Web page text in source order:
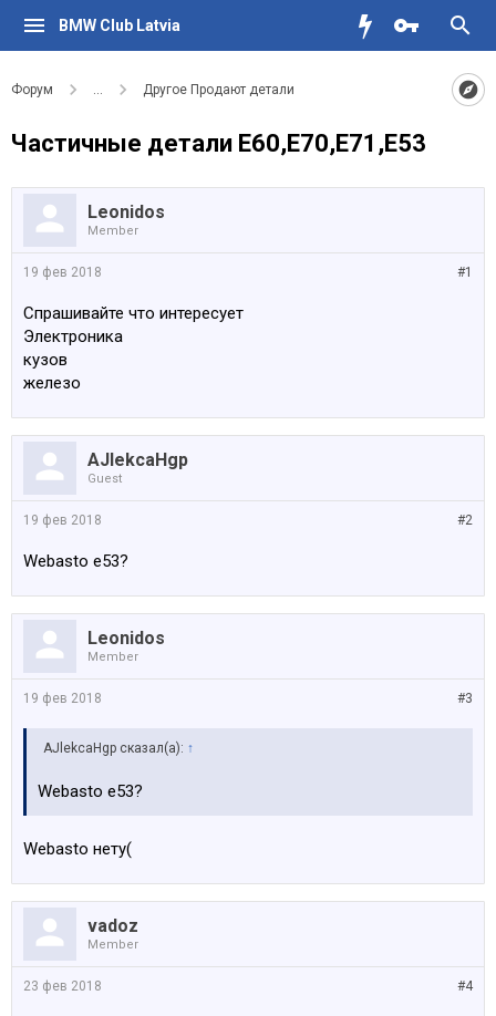
BMW Club Latvia
Форум ... Другое Продают детали
Частичные детали E60,E70,E71,E53
Leonidos
Member
#1
19 фев 2018
Спрашивайте что интересует
Электроника
кузов
железо
AJlekcaHgp
Guest
#2
19 фев 2018
Webasto e53?
Leonidos
Member
#3
19 фев 2018
AJlekcaHgp сказал(а): ↑
Webasto e53?
Webasto нету(
vadoz
Member
#4
23 фев 2018